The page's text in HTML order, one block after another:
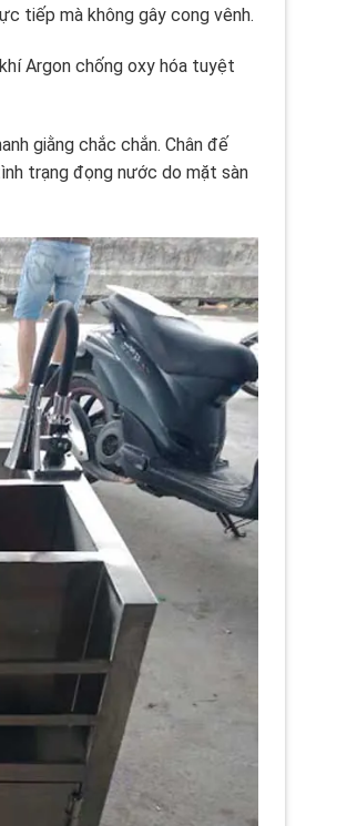
tiếp mà không gây cong vênh.
Argon chống oxy hóa tuyệt
giằng chắc chắn. Chân đế
trạng đọng nước do mặt sàn